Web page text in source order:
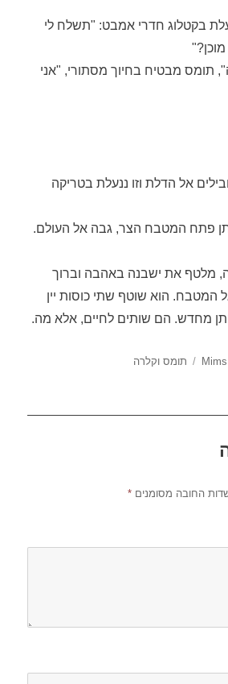
בקטלוג חדרי אמבט: "תשלח לי
תומס מבטיח בחיוך מסתורי, "אני
אל הדלת וזו ננעלת בטריקה
פתח המטבח הצר, גבה אל העולם.
מלטף את ישבנה באהבה וברוך
המטבח. הוא שוטף שתי כוסות יין
מחדש. הם שותים לחיים, אלא מה.
קטגוריות
תומס וקלרה
החובה מסומנים*